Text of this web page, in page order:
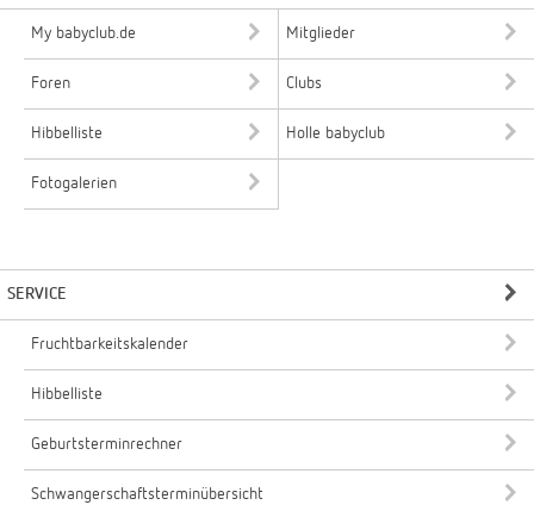
My babyclub.de Mitglieder
Foren Clubs
Hibbelliste Holle babyclub
Fotogalerien
SERVICE
Fruchtbarkeitskalender
Hibbelliste
Geburtsterminrechner
Schwangerschaftsterminübersicht